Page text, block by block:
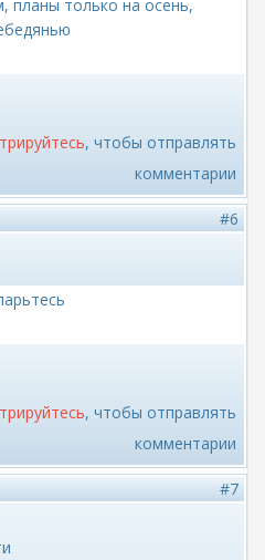
планы только на осень,
, чтобы отправлять
комментарии
#6
, чтобы отправлять
комментарии
#7